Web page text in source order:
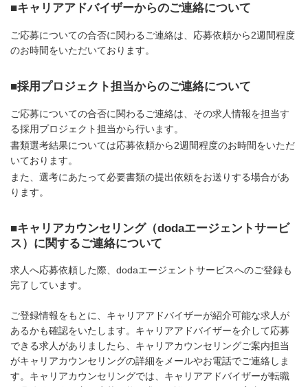
■キャリアアドバイザーからのご連絡について
ご応募についての合否に関わるご連絡は、応募依頼から2週間程度
のお時間をいただいております。
■採用プロジェクト担当からのご連絡について
ご応募についての合否に関わるご連絡は、その求人情報を担当す
る採用プロジェクト担当から行います。
書類選考結果については応募依頼から2週間程度のお時間をいただ
いております。
また、選考にあたって必要書類の提出依頼をお送りする場合があ
ります。
■キャリアカウンセリング（dodaエージェントサービ
ス）に関するご連絡について
求人へ応募依頼した際、dodaエージェントサービスへのご登録も
完了しています。
ご登録情報をもとに、キャリアアドバイザーが紹介可能な求人が
あるかも確認をいたします。キャリアアドバイザーを介して応募
できる求人がありましたら、キャリアカウンセリングご案内担当
がキャリアカウンセリングの詳細をメールやお電話でご連絡しま
す。キャリアカウンセリングでは、キャリアアドバイザーが転職